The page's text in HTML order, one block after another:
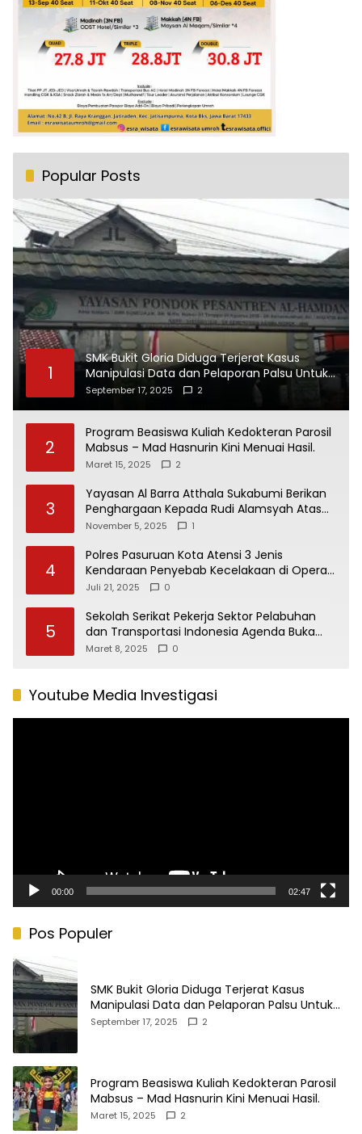
Popular Posts
1
SMK Bukit Gloria Diduga Terjerat Kasus
Manipulasi Data dan Pelaporan Palsu Untuk
Mendapatkan Dana Bos
September 17, 2025 2
2
Program Beasiswa Kuliah Kedokteran Parosil
Mabsus – Mad Hasnurin Kini Menuai Hasil.
Maret 15, 2025 2
3
Yayasan Al Barra Atthala Sukabumi Berikan
Penghargaan Kepada Rudi Alamsyah Atas
Kontribusi Sosial dan Kemasyarakatan
November 5, 2025 1
4
Polres Pasuruan Kota Atensi 3 Jenis
Kendaraan Penyebab Kecelakaan di Operasi
Patuh Semeru 2025
Juli 21, 2025 0
5
Sekolah Serikat Pekerja Sektor Pelabuhan
dan Transportasi Indonesia Agenda Buka
Puasa Bersama
Maret 8, 2025 0
Youtube Media Investigasi
00:00 02:47
Pos Populer
SMK Bukit Gloria Diduga Terjerat Kasus
Manipulasi Data dan Pelaporan Palsu Untuk
Mendapatkan Dana Bos
September 17, 2025 2
Program Beasiswa Kuliah Kedokteran Parosil
Mabsus – Mad Hasnurin Kini Menuai Hasil.
Maret 15, 2025 2